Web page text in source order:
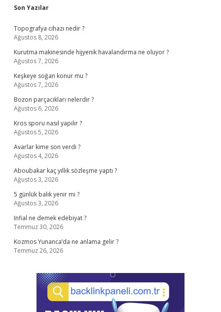
Sidebar
Son Yazılar
Topografya cihazı nedir ?
Ağustos 8, 2026
Kurutma makinesinde hijyenik havalandırma ne oluyor ?
Ağustos 7, 2026
Keşkeye soğan konur mu ?
Ağustos 7, 2026
Bozon parçacıkları nelerdir ?
Ağustos 6, 2026
Kros sporu nasıl yapılır ?
Ağustos 5, 2026
Avarlar kime son verdi ?
Ağustos 4, 2026
Aboubakar kaç yıllık sözleşme yaptı ?
Ağustos 3, 2026
5 günlük balık yenir mi ?
Ağustos 3, 2026
Infial ne demek edebiyat ?
Temmuz 30, 2026
Kozmos Yunanca’da ne anlama gelir ?
Temmuz 26, 2026